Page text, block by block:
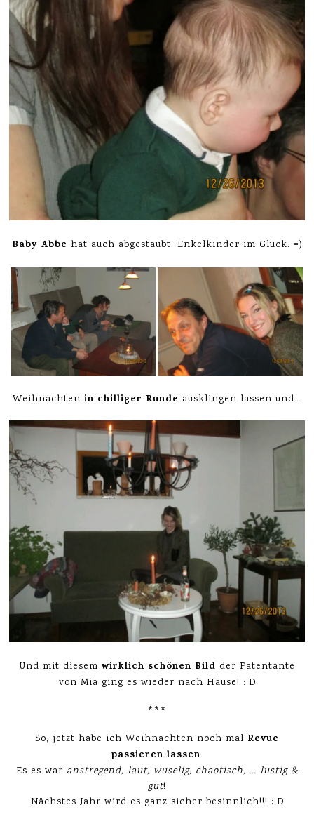
Baby Abbe hat auch abgestaubt. Enkelkinder im Glück. =)
Weihnachten in chilliger Runde ausklingen lassen und…
Und mit diesem wirklich schönen Bild der Patentante
von Mia ging es wieder nach Hause! :’D
***
So, jetzt habe ich Weihnachten noch mal Revue
passieren lassen.
Es es war anstregend, laut, wuselig, chaotisch, … lustig &
gut!
Nächstes Jahr wird es ganz sicher besinnlich!!! :’D